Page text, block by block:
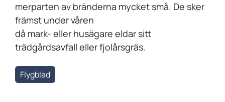
merparten av bränderna mycket små. De sker
främst under våren
då mark- eller husägare eldar sitt
trädgårdsavfall eller fjolårsgräs.
Flygblad